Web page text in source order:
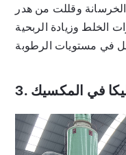
وقللت من هدر
الخلط وزيادة الربحية
في المكسيك